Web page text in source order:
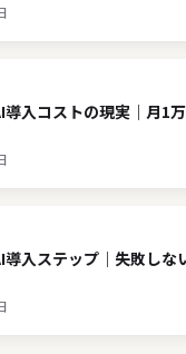
導入コストの現実｜月1
導入ステップ｜失敗しな